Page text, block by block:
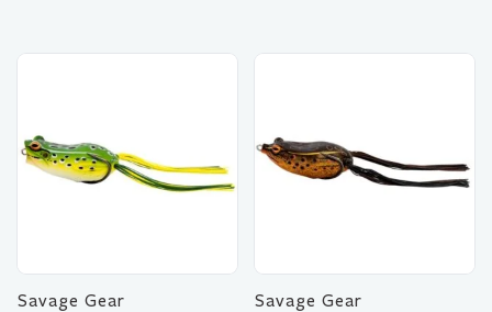
Savage Gear
Savage Gear